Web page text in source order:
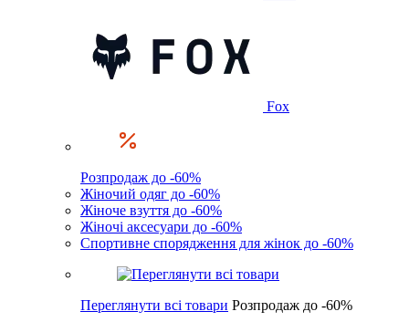
Fox
Розпродаж до -60%
Жіночий одяг до -60%
Жіноче взуття до -60%
Жіночі аксесуари до -60%
Спортивне спорядження для жінок до -60%
Переглянути всі товари Розпродаж до -60%